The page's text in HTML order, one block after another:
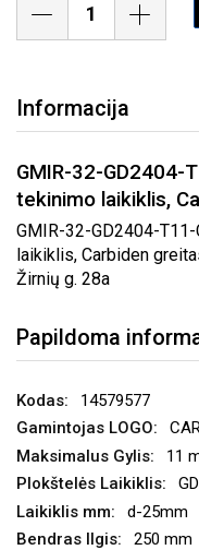
Informacija
GMIR-32-GD2404-
tekinimo laikiklis,
GMIR-32-GD2404-
laikiklis, Carbiden
Žirnių g. 28a
Papildoma
14579577
11
d-25mm
250 mm